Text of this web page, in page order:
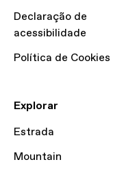
Declaração de
acessibilidade
Política de Cookies
Explorar
Estrada
Mountain